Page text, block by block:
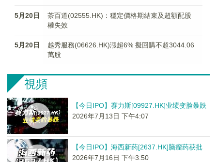
5月20日
茶百道(02555.HK)：穩定價格期結束及超額配股
權失效
5月20日
越秀服務(06626.HK)漲超6% 擬回購不超3044.06
萬股
視頻
【今日IPO】赛力斯[09927.HK]业绩变脸暴跌
2026年7月13日 下午4:07
【今日IPO】海西新药[2637.HK]脑瘤药获批
2026年7月16日 下午3:50